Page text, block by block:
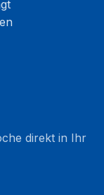
direkt in Ihr